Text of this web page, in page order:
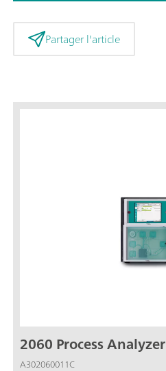
Partager l'article
2060 Process Analyzer
A302060011C